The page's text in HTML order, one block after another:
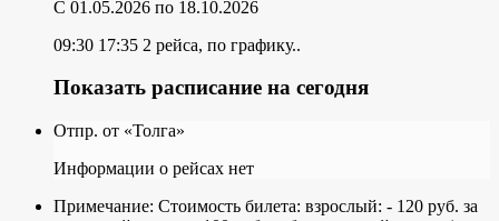
C 01.05.2026 по 18.10.2026
09:30 17:35 2 рейса, по графику..
Показать расписание на сегодня
Отпр. от «Толга»
Информации о рейсах нет
Примечание: Стоимость билета: взрослый: - 120 руб. за